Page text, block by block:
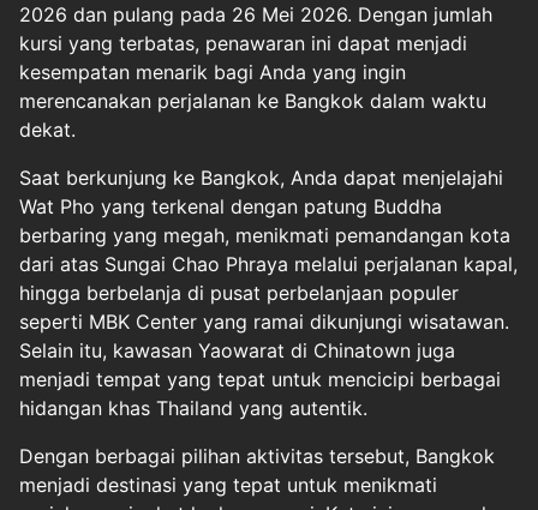
2026 dan pulang pada 26 Mei 2026. Dengan jumlah
kursi yang terbatas, penawaran ini dapat menjadi
kesempatan menarik bagi Anda yang ingin
merencanakan perjalanan ke Bangkok dalam waktu
dekat.
Saat berkunjung ke Bangkok, Anda dapat menjelajahi
Wat Pho yang terkenal dengan patung Buddha
berbaring yang megah, menikmati pemandangan kota
dari atas Sungai Chao Phraya melalui perjalanan kapal,
hingga berbelanja di pusat perbelanjaan populer
seperti MBK Center yang ramai dikunjungi wisatawan.
Selain itu, kawasan Yaowarat di Chinatown juga
menjadi tempat yang tepat untuk mencicipi berbagai
hidangan khas Thailand yang autentik.
Dengan berbagai pilihan aktivitas tersebut, Bangkok
menjadi destinasi yang tepat untuk menikmati